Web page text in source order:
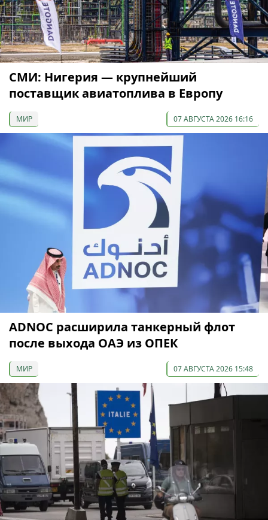
СМИ: Нигерия — крупнейший
поставщик авиатоплива в Европу
МИР 07 АВГУСТА 2026 16:16
ADNOC расширила танкерный флот
после выхода ОАЭ из ОПЕК
МИР 07 АВГУСТА 2026 15:48